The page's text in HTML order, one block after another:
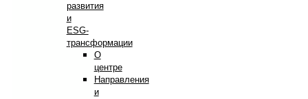
развития
и
ESG-
трансформации
О
центре
Направления
и